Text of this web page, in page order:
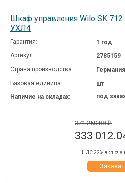
Шкаф управления Wilo SK
УХЛ4
Гарантия:
1 год
Артикул:
2785159
Страна производства:
Германия
Базовая единица:
шт
Наличие на складах:
под заказ
371 250.88 ₽
333
НДС 22% включен